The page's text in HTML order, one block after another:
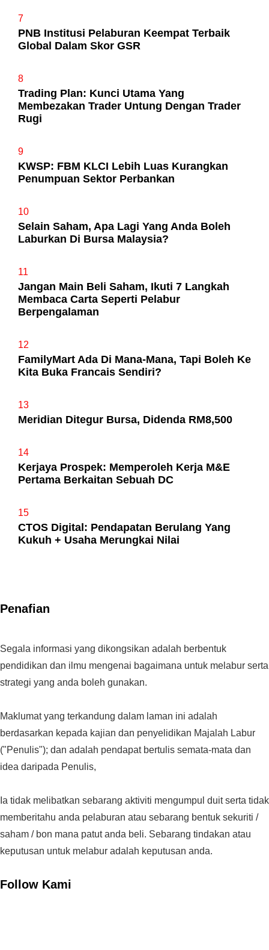
7
PNB Institusi Pelaburan Keempat Terbaik
Global Dalam Skor GSR
8
Trading Plan: Kunci Utama Yang
Membezakan Trader Untung Dengan Trader
Rugi
9
KWSP: FBM KLCI Lebih Luas Kurangkan
Penumpuan Sektor Perbankan
10
Selain Saham, Apa Lagi Yang Anda Boleh
Laburkan Di Bursa Malaysia?
11
Jangan Main Beli Saham, Ikuti 7 Langkah
Membaca Carta Seperti Pelabur
Berpengalaman
12
FamilyMart Ada Di Mana-Mana, Tapi Boleh Ke
Kita Buka Francais Sendiri?
13
Meridian Ditegur Bursa, Didenda RM8,500
14
Kerjaya Prospek: Memperoleh Kerja M&E
Pertama Berkaitan Sebuah DC
15
CTOS Digital: Pendapatan Berulang Yang
Kukuh + Usaha Merungkai Nilai
Penafian
Segala informasi yang dikongsikan adalah berbentuk
pendidikan dan ilmu mengenai bagaimana untuk melabur serta
strategi yang anda boleh gunakan.
Maklumat yang terkandung dalam laman ini adalah
berdasarkan kepada kajian dan penyelidikan Majalah Labur
("Penulis"); dan adalah pendapat bertulis semata-mata dan
idea daripada Penulis,
Ia tidak melibatkan sebarang aktiviti mengumpul duit serta tidak
memberitahu anda pelaburan atau sebarang bentuk sekuriti /
saham / bon mana patut anda beli. Sebarang tindakan atau
keputusan untuk melabur adalah keputusan anda.
Follow Kami